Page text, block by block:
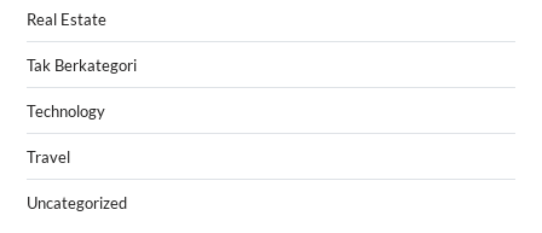
Real Estate
Tak Berkategori
Technology
Travel
Uncategorized